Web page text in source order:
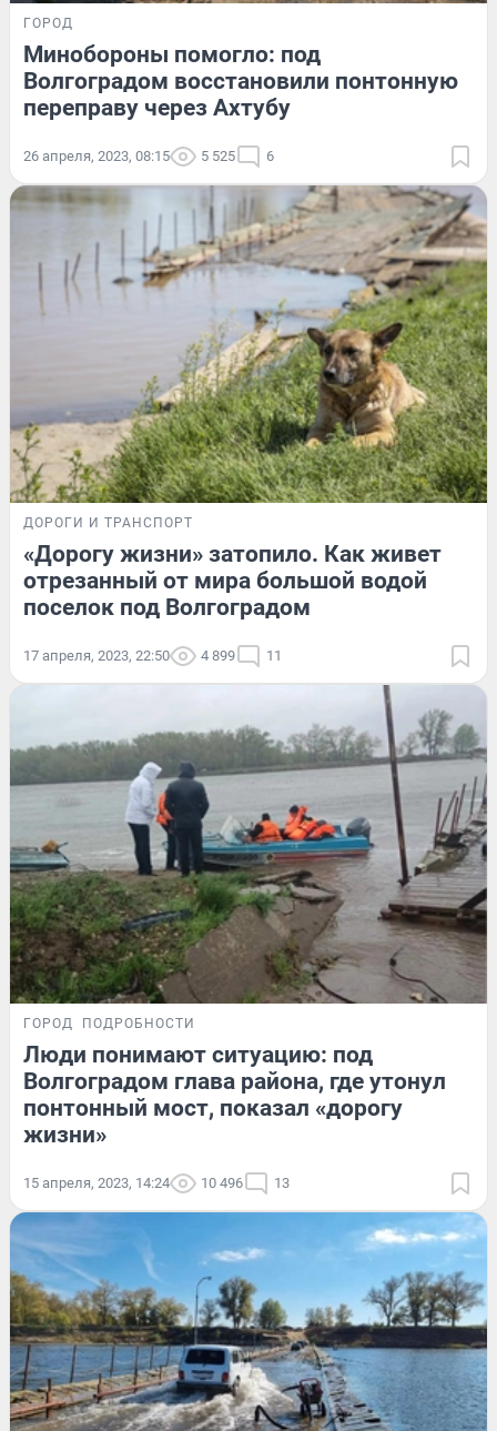
ГОРОД
Минобороны помогло: под
Волгоградом восстановили понтонную
переправу через Ахтубу
26 апреля, 2023, 08:15 5 525 6
ДОРОГИ И ТРАНСПОРТ
«Дорогу жизни» затопило. Как живет
отрезанный от мира большой водой
поселок под Волгоградом
17 апреля, 2023, 22:50 4 899 11
ГОРОД ПОДРОБНОСТИ
Люди понимают ситуацию: под
Волгоградом глава района, где утонул
понтонный мост, показал «дорогу
жизни»
15 апреля, 2023, 14:24 10 496 13